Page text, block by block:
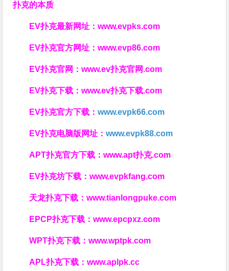
扑克的本质
EV扑克最新网址：www.evpks.com
EV扑克官方网址：www.evp86.com
EV扑克官网：www.ev扑克官网.com
EV扑克下载：www.ev扑克下载.com
EV扑克官方下载：www.evpk66.com
EV扑克电脑版网址：www.evpk88.com
APT扑克官方下载：www.apt扑克.com
EV扑克坊下载：www.evpkfang.com
天龙扑克下载：www.tianlongpuke.com
EPCP扑克下载：www.epcpxz.com
WPT扑克下载：www.wptpk.com
APL扑克下载：www.aplpk.cc